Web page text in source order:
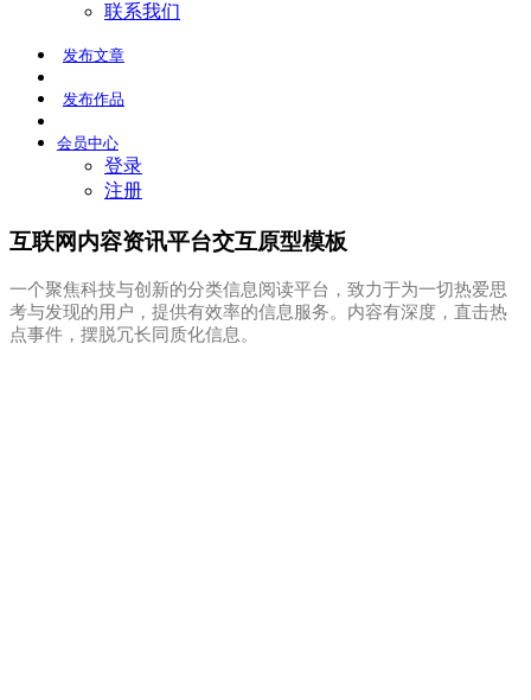
联系我们
发布文章
发布作品
会员中心
登录
注册
互联网内容资讯平台交互原型模板
一个聚焦科技与创新的分类信息阅读平台，致力于为一切热爱思
考与发现的用户，提供有效率的信息服务。内容有深度，直击热
点事件，摆脱冗长同质化信息。